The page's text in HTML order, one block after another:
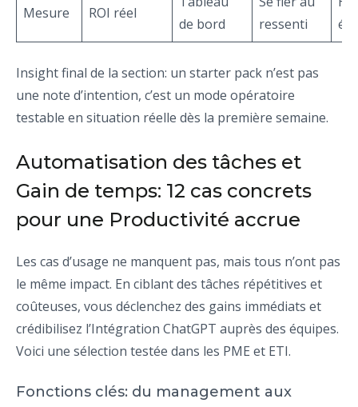
Mesure ROI réel
de bord
ressenti
Insight final de la section: un starter pack n’est pas
une note d’intention, c’est un mode opératoire
testable en situation réelle dès la première semaine.
Automatisation des tâches et
Gain de temps: 12 cas concrets
pour une Productivité accrue
Les cas d’usage ne manquent pas, mais tous n’ont pas
le même impact. En ciblant des tâches répétitives et
coûteuses, vous déclenchez des gains immédiats et
crédibilisez l’Intégration ChatGPT auprès des équipes.
Voici une sélection testée dans les PME et ETI.
Fonctions clés: du management aux